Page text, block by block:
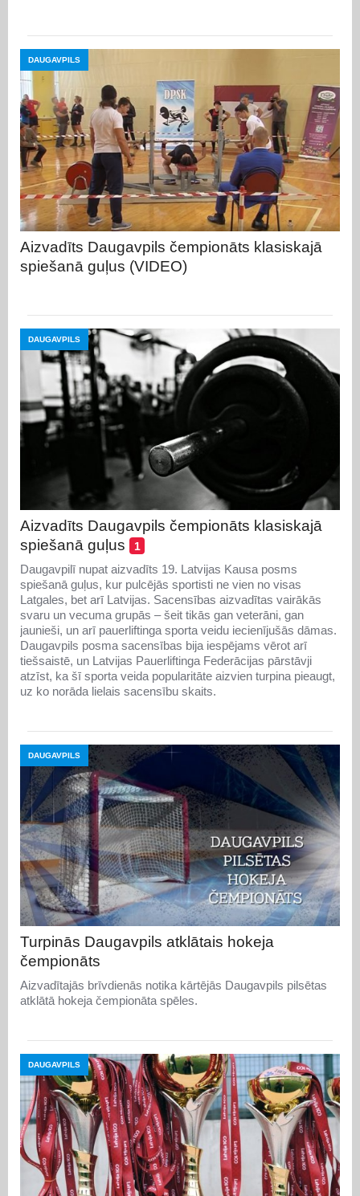
DAUGAVPILS
Aizvadīts Daugavpils čempionāts klasiskajā
spiešanā guļus (VIDEO)
DAUGAVPILS
Aizvadīts Daugavpils čempionāts klasiskajā
spiešanā guļus
1
Daugavpilī nupat aizvadīts 19. Latvijas Kausa posms
spiešanā guļus, kur pulcējās sportisti ne vien no visas
Latgales, bet arī Latvijas. Sacensības aizvadītas vairākās
svaru un vecuma grupās – šeit tikās gan veterāni, gan
jaunieši, un arī pauerliftinga sporta veidu iecienījušās dāmas.
Daugavpils posma sacensības bija iespējams vērot arī
tiešsaistē, un Latvijas Pauerliftinga Federācijas pārstāvji
atzīst, ka šī sporta veida popularitāte aizvien turpina pieaugt,
uz ko norāda lielais sacensību skaits.
DAUGAVPILS
Turpinās Daugavpils atklātais hokeja
čempionāts
Aizvadītajās brīvdienās notika kārtējās Daugavpils pilsētas
atklātā hokeja čempionāta spēles.
DAUGAVPILS